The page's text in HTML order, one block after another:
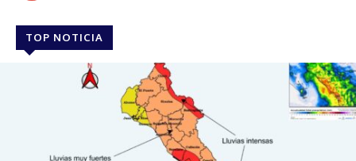
TOP NOTICIA